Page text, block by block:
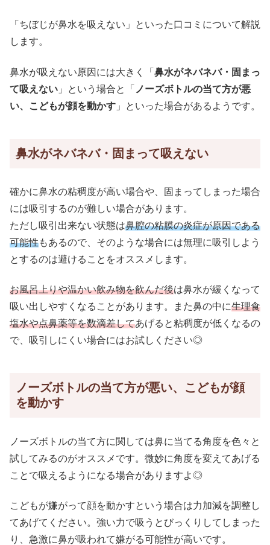
「ちぼじが鼻水を吸えない」といった口コミについて解説
します。
鼻水が吸えない原因には大きく「 鼻水がネバネバ・固まっ
て吸えない 」という場合と「 ノーズボトルの当て方が悪
い、こどもが顔を動かす 」といった場合があるようです。
鼻水がネバネバ・固まって吸えない
確かに鼻水の粘稠度が高い場合や、固まってしまった場合
には吸引するのが難しい場合があります。
ただし吸引出来ない状態は鼻腔の粘膜の炎症が原因である
可能性もあるので、そのような場合には無理に吸引しよう
とするのは避けることをオススメします。
お風呂上りや温かい飲み物を飲んだ後は鼻水が緩くなって
吸い出しやすくなることがあります。また鼻の中に生理食
塩水や点鼻薬等を数滴差してあげると粘稠度が低くなるの
で、吸引しにくい場合にはお試しください◎
ノーズボトルの当て方が悪い、こどもが顔
を動かす
ノーズボトルの当て方に関しては鼻に当てる角度を色々と
試してみるのがオススメです。微妙に角度を変えてあげる
ことで吸えるようになる場合がありますよ◎
こどもが嫌がって顔を動かすという場合は力加減を調整し
てあげてください。強い力で吸うとびっくりしてしまった
り、急激に鼻が吸われて嫌がる可能性が高いです。